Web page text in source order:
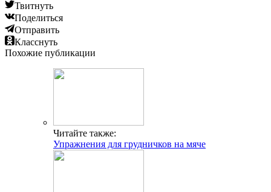
Твитнуть
Поделиться
Отправить
Класснуть
Похожие публикации
Читайте также:
Упражнения для грудничков на мяче